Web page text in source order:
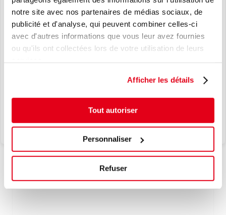
notre site avec nos partenaires de médias sociaux, de
publicité et d'analyse, qui peuvent combiner celles-ci
avec d'autres informations que vous leur avez fournies
ou qu'ils ont collectées lors de votre utilisation de leurs
Afficher les détails
Tout autoriser
Personnaliser
Refuser
5623950
AJOUTER À LA LISTE D'ENVIES
NOUVEAU
LE TPMS, EN TOUTE SIMPLICITÉ.
Je découvre